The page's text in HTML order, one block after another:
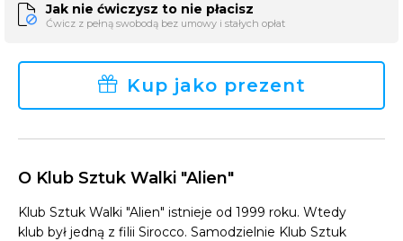
Jak nie ćwiczysz to nie płacisz
Ćwicz z pełną swobodą bez umowy i stałych opłat
Kup jako prezent
O Klub Sztuk Walki "Alien"
Klub Sztuk Walki "Alien" istnieje od 1999 roku. Wtedy
klub był jedną z filii Sirocco. Samodzielnie Klub Sztuk